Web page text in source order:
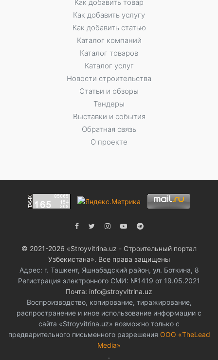
Как добавить товар
Как добавить услугу
Как добавить статью
Каталог компаний
Каталог товаров
Каталог услуг
Новости строительства
Статьи и обзоры
Тендеры
Выставки и события
Обратная связь
О проекте
© 2021-2026 «Stroyvitrina.uz - Строительный портал
Узбекистана». Все права защищены
Адрес: г. Ташкент, Яшнабадский район, ул. Боткина, 8
Регистрация электронного СМИ: №1419 от 19.05.2021
Почта: info@stroyvitrina.uz
Воспроизводство, копирование, тиражирование,
распространение и иное использование информации с
сайта «Stroyvitrina.uz» возможно только с
предварительного письменного разрешения ООО «TheLead
Media»
.